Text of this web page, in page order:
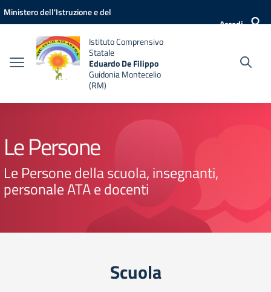
Vai ai contenuti
Vai al menu di navigazione
Vai al footer
Ministero dell'Istruzione e del
Accedi
Istituto Comprensivo
Statale
Eduardo De Filippo
Guidonia Montecelio
(RM)
Le Persone
Le Persone della scuola, insegnanti,
personale ATA e docenti
Scuola